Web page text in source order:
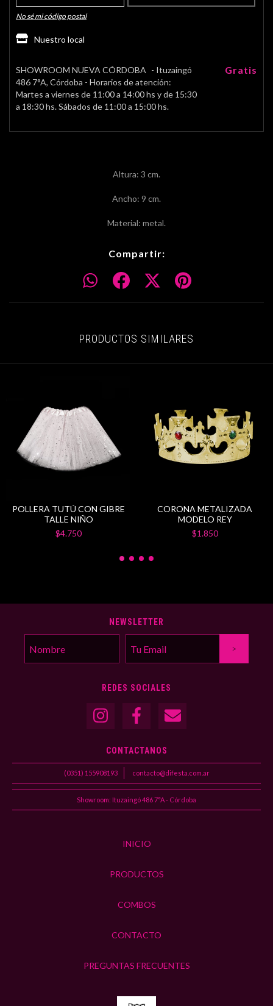
No sé mi código postal
Nuestro local
SHOWROOM NUEVA CÓRDOBA - Ituzaingó
486 7°A, Córdoba - Horarios de atención:
Martes a viernes de 11:00 a 14:00 hs y de 15:30
a 18:30 hs. Sábados de 11:00 a 15:00 hs.
Gratis
Altura: 3 cm.
Ancho: 9 cm.
Material: metal.
Compartir:
PRODUCTOS SIMILARES
POLLERA TUTÚ CON GIBRE
TALLE NIÑO
$4.750
CORONA METALIZADA
MODELO REY
$1.850
NEWSLETTER
REDES SOCIALES
CONTACTANOS
(0351) 155908193 contacto@difesta.com.ar
Showroom: Ituzaingó 486 7°A - Córdoba
INICIO
PRODUCTOS
COMBOS
CONTACTO
PREGUNTAS FRECUENTES